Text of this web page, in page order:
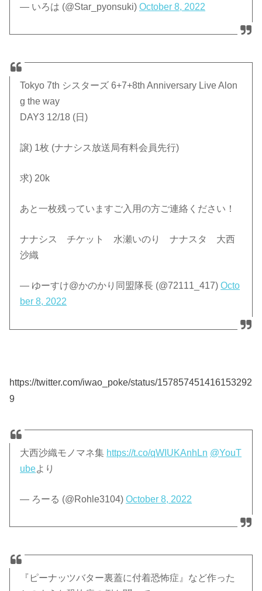
— いろは (@Star_pyonsuki)October 8, 2022
Tokyo 7th シスターズ 6+7+8th Anniversary Live Alon
g the way
DAY3 12/18 (日)
譲) 1枚 (ナナシス放送局有料会員先行)
求) 20k
あと一枚残っていますご入用の方ご連絡ください！
ナナシス チケット 水瀬いのり ナナスタ 大西
沙織
— ゆーすけ@かのかり同盟隊長 (@72111_417)Octo
ber 8, 2022
https://twitter.com/iwao_poke/status/157857451416153292
9
大西沙織モノマネ集 https://t.co/qWIUKAnhLn @YouT
ubeより
— ろーる (@Rohle3104)October 8, 2022
『ピーナッツバター裏蓋に付着恐怖症』など作った